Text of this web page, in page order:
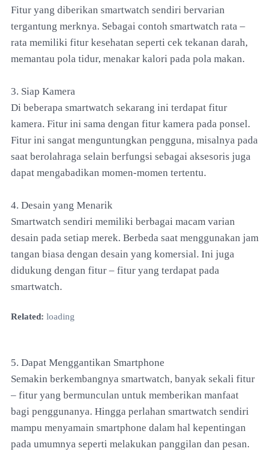
Fitur yang diberikan smartwatch sendiri bervarian
tergantung merknya. Sebagai contoh smartwatch rata –
rata memiliki fitur kesehatan seperti cek tekanan darah,
memantau pola tidur, menakar kalori pada pola makan.
3. Siap Kamera
Di beberapa smartwatch sekarang ini terdapat fitur
kamera. Fitur ini sama dengan fitur kamera pada ponsel.
Fitur ini sangat menguntungkan pengguna, misalnya pada
saat berolahraga selain berfungsi sebagai aksesoris juga
dapat mengabadikan momen-momen tertentu.
4. Desain yang Menarik
Smartwatch sendiri memiliki berbagai macam varian
desain pada setiap merek. Berbeda saat menggunakan jam
tangan biasa dengan desain yang komersial. Ini juga
didukung dengan fitur – fitur yang terdapat pada
smartwatch.
Related: loading
5. Dapat Menggantikan Smartphone
Semakin berkembangnya smartwatch, banyak sekali fitur
– fitur yang bermunculan untuk memberikan manfaat
bagi penggunanya. Hingga perlahan smartwatch sendiri
mampu menyamain smartphone dalam hal kepentingan
pada umumnya seperti melakukan panggilan dan pesan.